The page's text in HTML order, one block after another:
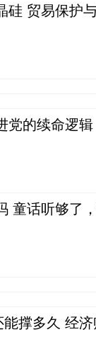
硅 贸易保护
党的续命逻
童话听够了，
能撑多久 经